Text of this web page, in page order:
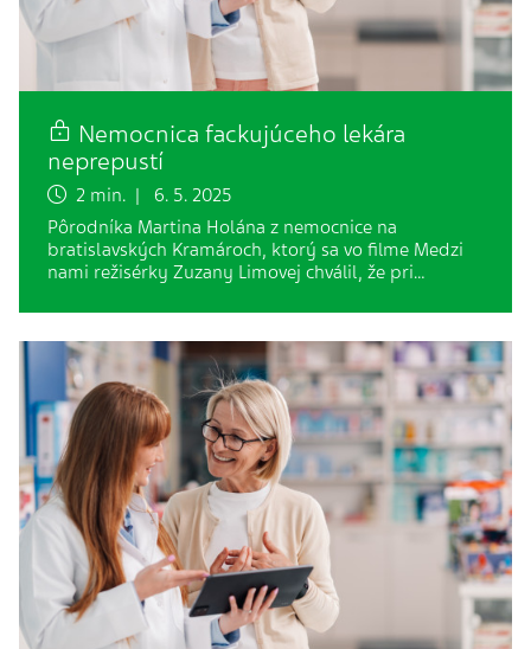
Nemocnica fackujúceho lekára
neprepustí
2 min. | 6. 5. 2025
Pôrodníka Martina Holána z nemocnice na
bratislavských Kramároch, ktorý sa vo filme Medzi
nami režisérky Zuzany Limovej chválil, že pri…